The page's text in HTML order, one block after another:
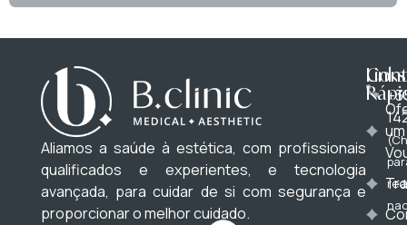
Aliamos a saúde à estética, com profissionais
qualificados e experientes, e tecnologia
avançada, para cuidar de si com segurança e
proporcionar o melhor cuidado.
Links
um